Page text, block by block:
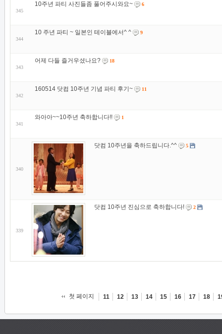
345
10주년 파티 사진들좀 풀어주시와요~ 6
344
10 주년 파티 ~ 일본인 테이블에서^ ^ 9
343
어제 다들 즐거우셨나요? 18
342
160514 닷컴 10주년 기념 파티 후기~ 11
341
와아아~~10주년 축하합니다!! 1
340
닷컴 10주년을 축하드립니다.^^ 5
339
닷컴 10주년 진심으로 축하합니다! 2
첫 페이지 11 12 13 14 15 16 17 18